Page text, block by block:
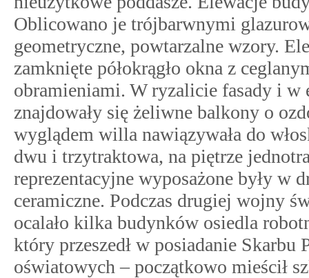
Oblicowano je trójbarwnymi
geometryczne, powtarzalne wzory.
zamknięte półokrągło okna z
obramieniami. W ryzalicie fasady i
znajdowały się żeliwne balkony o
wyglądem willa nawiązywała do
dwu i trzytraktowa, na piętrze
reprezentacyjne wyposażone były w
ceramiczne. Podczas drugiej wojny
ocalało kilka budynków osiedla
który przeszedł w posiadanie Skarbu
oświatowych – początkowo mieścił